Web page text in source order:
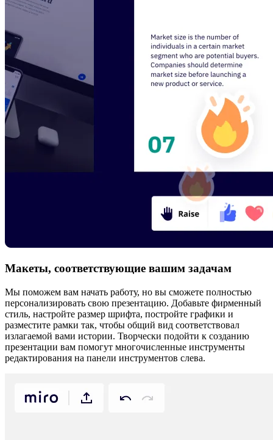
Макеты, соответствующие вашим задачам
Мы поможем вам начать работу, но вы сможете полностью
персонализировать свою презентацию. Добавьте фирменный
стиль, настройте размер шрифта, постройте графики и
разместите рамки так, чтобы общий вид соответствовал
излагаемой вами истории. Творчески подойти к созданию
презентации вам помогут многочисленные инструменты
редактирования на панели инструментов слева.